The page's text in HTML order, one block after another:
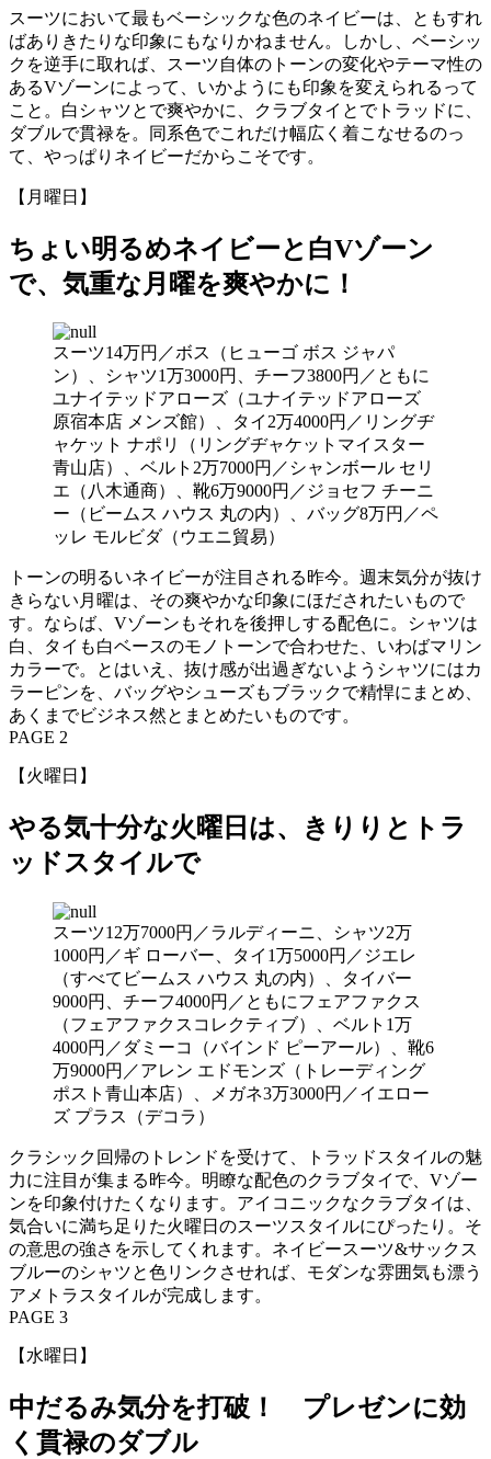
スーツにおいて最もベーシックな色のネイビーは、ともすれ
ばありきたりな印象にもなりかねません。しかし、ベーシッ
クを逆手に取れば、スーツ自体のトーンの変化やテーマ性の
あるVゾーンによって、いかようにも印象を変えられるって
こと。白シャツとで爽やかに、クラブタイとでトラッドに、
ダブルで貫禄を。同系色でこれだけ幅広く着こなせるのっ
て、やっぱりネイビーだからこそです。
【月曜日】
ちょい明るめネイビーと白Vゾーン
で、気重な月曜を爽やかに！
スーツ14万円／ボス（ヒューゴ ボス ジャパ
ン）、シャツ1万3000円、チーフ3800円／ともに
ユナイテッドアローズ（ユナイテッドアローズ
原宿本店 メンズ館）、タイ2万4000円／リングヂ
ャケット ナポリ（リングヂャケットマイスター
青山店）、ベルト2万7000円／シャンボール セリ
エ（八木通商）、靴6万9000円／ジョセフ チーニ
ー（ビームス ハウス 丸の内）、バッグ8万円／ペ
ッレ モルビダ（ウエニ貿易）
トーンの明るいネイビーが注目される昨今。週末気分が抜け
きらない月曜は、その爽やかな印象にほだされたいもので
す。ならば、Vゾーンもそれを後押しする配色に。シャツは
白、タイも白ベースのモノトーンで合わせた、いわばマリン
カラーで。とはいえ、抜け感が出過ぎないようシャツにはカ
ラーピンを、バッグやシューズもブラックで精悍にまとめ、
あくまでビジネス然とまとめたいものです。
PAGE 2
【火曜日】
やる気十分な火曜日は、きりりとトラ
ッドスタイルで
スーツ12万7000円／ラルディーニ、シャツ2万
1000円／ギ ローバー、タイ1万5000円／ジエレ
（すべてビームス ハウス 丸の内）、タイバー
9000円、チーフ4000円／ともにフェアファクス
（フェアファクスコレクティブ）、ベルト1万
4000円／ダミーコ（バインド ピーアール）、靴6
万9000円／アレン エドモンズ（トレーディング
ポスト青山本店）、メガネ3万3000円／イエロー
ズ プラス（デコラ）
クラシック回帰のトレンドを受けて、トラッドスタイルの魅
力に注目が集まる昨今。明瞭な配色のクラブタイで、Vゾー
ンを印象付けたくなります。アイコニックなクラブタイは、
気合いに満ち足りた火曜日のスーツスタイルにぴったり。そ
の意思の強さを示してくれます。ネイビースーツ&サックス
ブルーのシャツと色リンクさせれば、モダンな雰囲気も漂う
アメトラスタイルが完成します。
PAGE 3
【水曜日】
中だるみ気分を打破！ プレゼンに効
く貫禄のダブル